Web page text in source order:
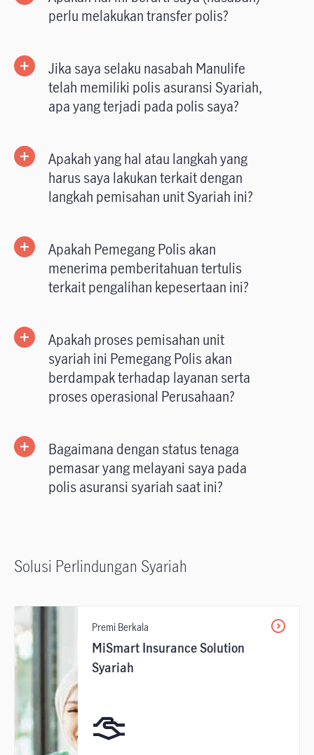
perlu melakukan transfer polis?
Jika saya selaku nasabah Manulife
telah memiliki polis asuransi Syariah,
apa yang terjadi pada polis saya?
Apakah yang hal atau langkah yang
harus saya lakukan terkait dengan
langkah pemisahan unit Syariah ini?
Apakah Pemegang Polis akan
menerima pemberitahuan tertulis
terkait pengalihan kepesertaan ini?
Apakah proses pemisahan unit
syariah ini Pemegang Polis akan
berdampak terhadap layanan serta
proses operasional Perusahaan?
Bagaimana dengan status tenaga
pemasar yang melayani saya pada
polis asuransi syariah saat ini?
Solusi Perlindungan Syariah
Premi Berkala
MiSmart Insurance Solution
Syariah